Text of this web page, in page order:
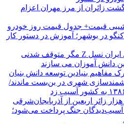
بازگشت زائران از مرز مهران اعزام
قیمت+ جدول قیمت روز خودرو
در بوشهر؛ آموزش در دستور کار
سیلیکن ولیِ تهران؛ این ایران نسل Z مگر متوقف شدنی
دانش آموزان می سازند
مفاهیم بنیادین توسعه دانش بنیان
شهری در بن‌بست ماندند/
آسیب‌دیدگان جنگ پرداخت می‌شود؛